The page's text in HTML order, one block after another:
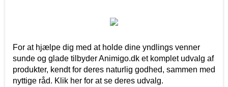
For at hjælpe dig med at holde dine yndlings venner
sunde og glade tilbyder Animigo.dk et komplet udvalg af
produkter, kendt for deres naturlig godhed, sammen med
nyttige råd. Klik her for at se deres udvalg.